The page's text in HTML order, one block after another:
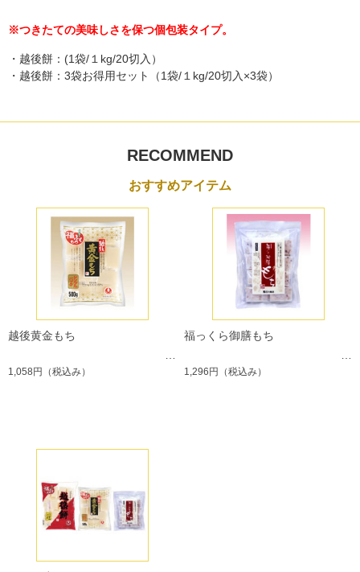
※つきたての美味しさを保つ個包装タイプ。
・越後餅：(1袋/１kg/20切入）
・越後餅：3袋お得用セット（1袋/１kg/20切入×3袋）
RECOMMEND
おすすめアイテム
越後黄金もち
1,058円 （税込み）
福っくら御膳もち
1,296円 （税込み）